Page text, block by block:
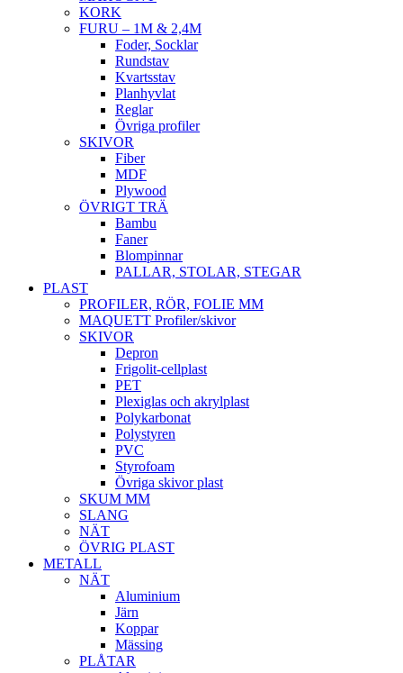
KORK
FURU – 1M & 2,4M
Foder, Socklar
Rundstav
Kvartsstav
Planhyvlat
Reglar
Övriga profiler
SKIVOR
Fiber
MDF
Plywood
ÖVRIGT TRÄ
Bambu
Faner
Blompinnar
PALLAR, STOLAR, STEGAR
PLAST
PROFILER, RÖR, FOLIE MM
MAQUETT Profiler/skivor
SKIVOR
Depron
Frigolit-cellplast
PET
Plexiglas och akrylplast
Polykarbonat
Polystyren
PVC
Styrofoam
Övriga skivor plast
SKUM MM
SLANG
NÄT
ÖVRIG PLAST
METALL
NÄT
Aluminium
Järn
Koppar
Mässing
PLÅTAR